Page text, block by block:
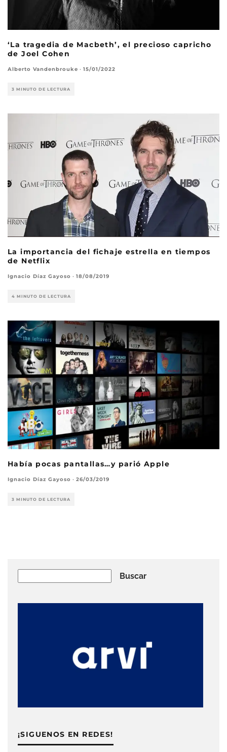
‘La tragedia de Macbeth’, el precioso capricho
de Joel Cohen
Alberto Vandenbrouke · 15/01/2022
3 MINUTO DE LECTURA
La importancia del fichaje estrella en tiempos
de Netflix
Ignacio Díaz Gayoso · 18/08/2019
4 MINUTO DE LECTURA
Había pocas pantallas…y parió Apple
Ignacio Díaz Gayoso · 26/03/2019
3 MINUTO DE LECTURA
Buscar
¡SIGUENOS EN REDES!